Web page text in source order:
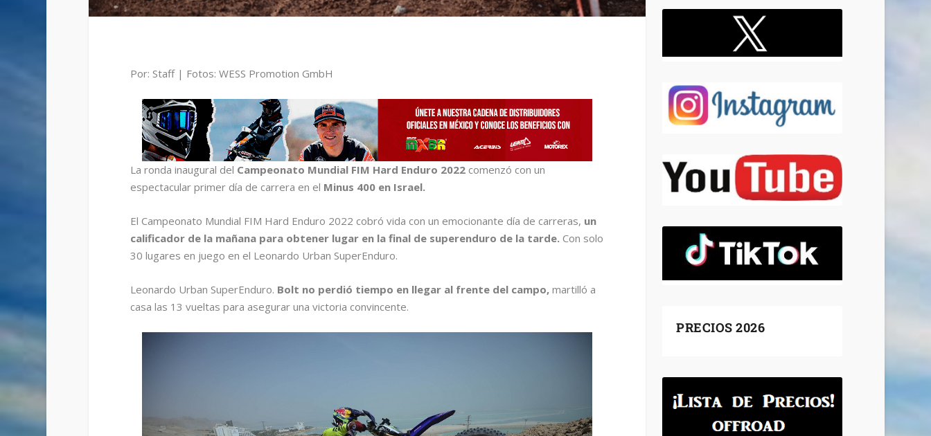
Por: Staff | Fotos: WESS Promotion GmbH
La ronda inaugural del Campeonato Mundial FIM Hard Enduro 2022comenzó con un
espectacular primer día de carrera en el Minus 400 en Israel.
El Campeonato Mundial FIM Hard Enduro 2022 cobró vida con un emocionante día de carreras, un
calificador de la mañana para obtener lugar en la final de superenduro de la tarde. Con solo
30 lugares en juego en el Leonardo Urban SuperEnduro.
Leonardo Urban SuperEnduro. Bolt no perdió tiempo en llegar al frente del campo, martilló a
casa las 13 vueltas para asegurar una victoria convincente.
PRECIOS 2026